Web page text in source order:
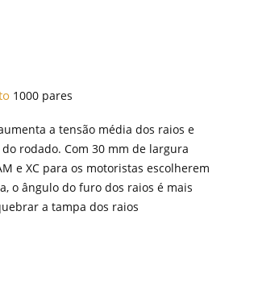
1000 pares
a tensão média dos raios e
rodado. Com 30 mm de largura
e XC para os motoristas escolherem
o ângulo do furo dos raios é mais
a tampa dos raios